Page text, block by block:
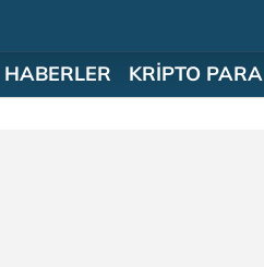
HABERLER KRİPTO PARA